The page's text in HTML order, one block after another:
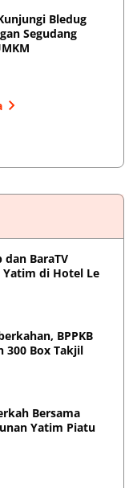
Bledug
Segudang
dan BaraTV
di Hotel Le
BPPKB
300 Box Takjil
Bersama
Yatim Piatu